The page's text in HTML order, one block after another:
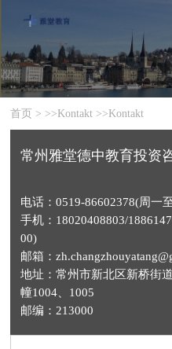
首页 > >>Kontakt >>Kontakt
常州雅堂德中教育投资
电话：0519-86602378(周一
手机：18020408803/
00)
邮箱：
地址：常州市新北区新桥街
幢1004、1005
邮编：213000